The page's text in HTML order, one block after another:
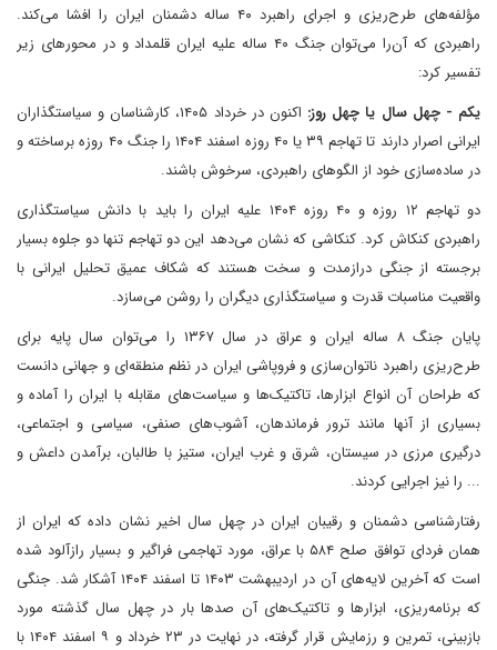
مؤلفه‌های طرح‌ریزی و اجرای راهبرد ۴۰ ساله دشمنان ایران را افشا می‌کند.
راهبردی که آن‌را می‌توان جنگ ۴۰ ساله علیه ایران قلمداد و در محورهای زیر
تفسیر کرد:
یکم - چهل سال یا چهل روز:
اکنون در خرداد ۱۴۰۵، کارشناسان و سیاستگذاران
ایرانی اصرار دارند تا تهاجم ۳۹ یا ۴۰ روزه اسفند ۱۴۰۴ را جنگ ۴۰ روزه برساخته و
در ساده‌سازی خود از الگوهای راهبردی، سرخوش باشند.
دو تهاجم ۱۲ روزه و ۴۰ روزه ۱۴۰۴ علیه ایران را ‌باید با دانش سیاستگذاری
راهبردی کنکاش کرد. کنکاشی که نشان می‌دهد این دو تهاجم تنها دو جلوه بسیار
برجسته از جنگی درازمدت و سخت هستند که شکاف عمیق تحلیل ایرانی با
واقعیت مناسبات قدرت و سیاستگذاری دیگران را روشن می‌سازد.
پایان جنگ ۸ ساله ایران و عراق در سال ۱۳۶۷ را می‌‌توان سال پایه برای
طرح‌ریزی راهبرد ناتوان‌سازی و فروپاشی ایران در نظم منطقه‌ای و جهانی دانست
که طراحان آن انواع ابزارها، تاکتیک‌ها و سیاست‌های مقابله با ایران را آماده و
بسیاری از آنها مانند ترور فرماندهان، آشوب‌های صنفی، سیاسی و اجتماعی،
درگیری مرزی در سیستان، شرق و غرب ایران، ستیز با طالبان، برآمدن داعش و
... را نیز اجرایی کردند.
رفتارشناسی دشمنان و رقیبان ایران در چهل سال اخیر نشان داده که ایران از
همان فردای توافق صلح ۵۸۴ با عراق، مورد تهاجمی فراگیر و بسیار رازآلود شده
است که آخرین لایه‌های آن در اردیبهشت ۱۴۰۳ تا اسفند ۱۴۰۴ آشکار شد. جنگی
که برنامه‌ریزی، ابزارها و تاکتیک‌های آن صدها بار در چهل سال گذشته مورد
بازبینی، تمرین و رزمایش قرار گرفته، در نهایت در ۲۳ خرداد و ۹ اسفند ۱۴۰۴ با